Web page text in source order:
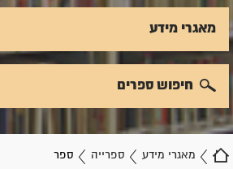
מאגרי מידע ספרייה ספר
מאגרי מידע
חיפוש ספרים